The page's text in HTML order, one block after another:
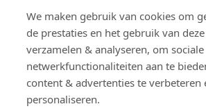
We maken gebruik van cookies om
de prestaties en het gebruik van
verzamelen & analyseren, om sociale
netwerkfunctionaliteiten aan te
content & advertenties te verbeteren
personaliseren.
Video is vandaag onmisbaar in
marketingaanpak. Maar hoe
slim en doelgericht in? Hoe zorg
smartphonevideo’s niet alleen
maar ook bijdragen aan je
marketingdoelen?